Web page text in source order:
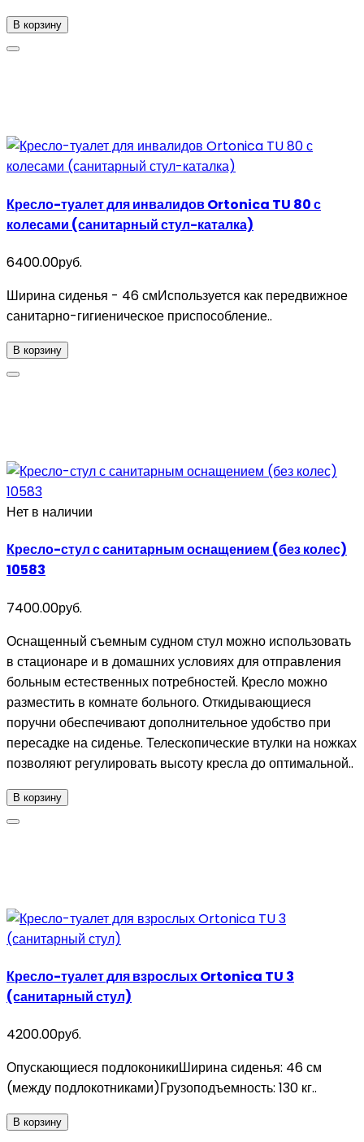
В корзину
Кресло-туалет для инвалидов Ortonica TU 80 с
колесами (санитарный стул-каталка)
6400.00руб.
Ширина сиденья - 46 смИспользуется как передвижное
санитарно-гигиеническое приспособление..
В корзину
Нет в наличии
Кресло-стул с санитарным оснащением (без колес)
10583
7400.00руб.
Оснащенный съемным судном стул можно использовать
в стационаре и в домашних условиях для отправления
больным естественных потребностей. Кресло можно
разместить в комнате больного. Откидывающиеся
поручни обеспечивают дополнительное удобство при
пересадке на сиденье. Телескопические втулки на ножках
позволяют регулировать высоту кресла до оптимальной..
В корзину
Кресло-туалет для взрослых Ortonica TU 3
(санитарный стул)
4200.00руб.
Опускающиеся подлоконикиШирина сиденья: 46 см
(между подлокотниками)Грузоподъемность: 130 кг..
В корзину